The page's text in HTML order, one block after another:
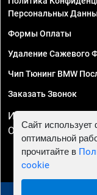
Персональных
Формы Оплаты
Удаление Сажевого
Чип Тюнинг BMW
Заказать Звонок
ИП Смирнов
ОГРНИП
Сайт
оптимальной
прочитайте в
cookie